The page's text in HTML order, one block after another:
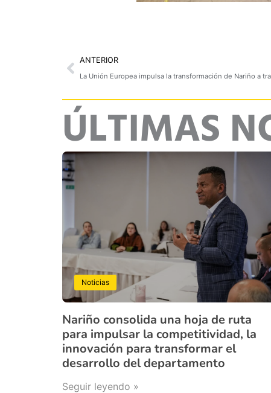
Prev
ANTERIOR
La Unión Europea impulsa la transformación de Nariño a
ÚLTIMAS
Noticias
Nariño consolida una hoja de ruta
para impulsar la competitividad, la
innovación para transformar el
desarrollo del departamento
Seguir leyendo »